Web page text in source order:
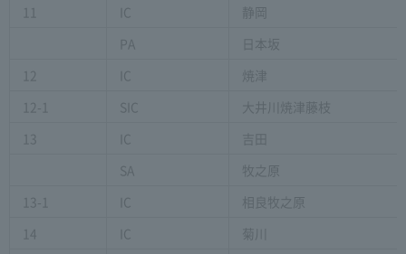
11
IC
静岡
PA
日本坂
12
IC
焼津
12-1
SIC
大井川焼津藤枝
13
IC
SA
牧之原
13-1
IC
相良牧之原
14
IC
菊川